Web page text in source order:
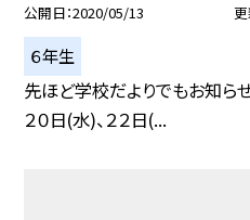
公開日 2020/05/13
６年生
先ほど学校だよりでもお知ら
２０日(水)、２２日(...